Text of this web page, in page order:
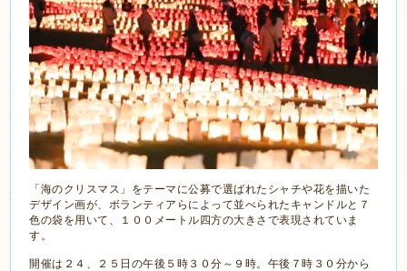
「海のクリスマス」をテーマに公募で選ばれたシャチや花を描いた
デザイン画が、ボランティアらによって並べられたキャンドルと７
色の袋を用いて、１００メートル四方の大きさで表現されていま
す。
開催は２４、２５日の午後５時３０分～９時。午後７時３０分から